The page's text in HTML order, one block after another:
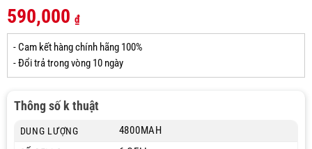
590,000 ₫
- Cam kết hàng chính hãng 100%
- Đổi trả trong vòng 10 ngày
Thông số k thuật
DUNG LƯỢNG 4800MAH